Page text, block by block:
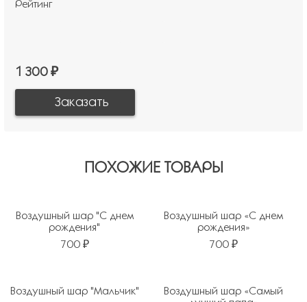
Рейтинг
1 300 ₽
ПОХОЖИЕ ТОВАРЫ
Воздушный шар "С днем
рождения"
700 ₽
Воздушный шар «С днем
рождения»
700 ₽
Воздушный шар "Мальчик"
Воздушный шар «Самый